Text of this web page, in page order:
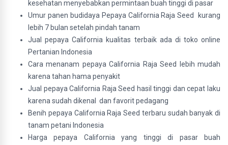
kesehatan menyebabkan permintaan buah tinggi di pasar
Umur panen budidaya Pepaya California Raja Seed kurang
lebih 7 bulan setelah pindah tanam
Jual pepaya California kualitas terbaik ada di toko online
Pertanian Indonesia
Cara menanam pepaya California Raja Seed lebih mudah
karena tahan hama penyakit
Jual pepaya California Raja Seed hasil tinggi dan cepat laku
karena sudah dikenal dan favorit pedagang
Benih pepaya California Raja Seed terbaru sudah banyak di
tanam petani Indonesia
Harga pepaya California yang tinggi di pasar buah